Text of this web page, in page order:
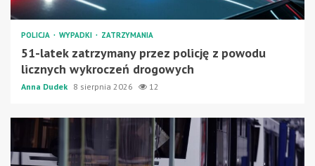
POLICJA WYPADKI ZATRZYMANIA
51-latek zatrzymany przez policję z powodu
licznych wykroczeń drogowych
Anna Dudek 8 sierpnia 2026 12